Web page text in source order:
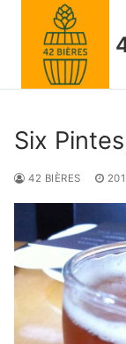
content
Six
42 BIÈRES